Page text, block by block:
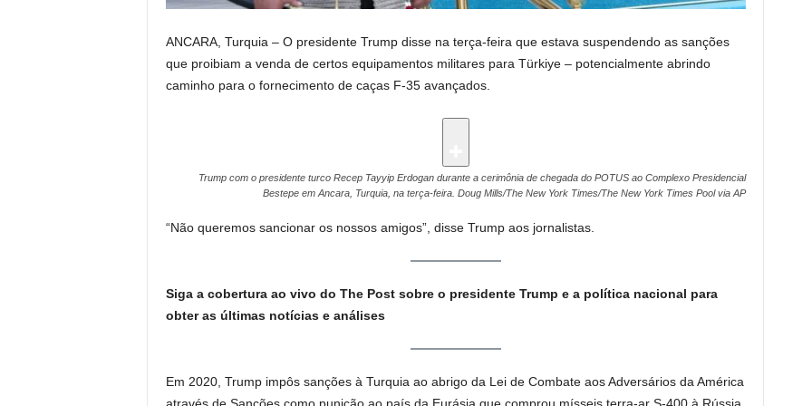
ANCARA, Turquia – O presidente Trump disse na terça-feira que estava suspendendo as sanções
que proibiam a venda de certos equipamentos militares para Türkiye – potencialmente abrindo
caminho para o fornecimento de caças F-35 avançados.
Trump com o presidente turco Recep Tayyip Erdogan durante a cerimônia de chegada do POTUS ao Complexo Presidencial
Bestepe em Ancara, Turquia, na terça-feira. Doug Mills/The New York Times/The New York Times Pool via AP
“Não queremos sancionar os nossos amigos”, disse Trump aos jornalistas.
Siga a cobertura ao vivo do The Post sobre o presidente Trump e a política nacional para
obter as últimas notícias e análises
Em 2020, Trump impôs sanções à Turquia ao abrigo da Lei de Combate aos Adversários da América